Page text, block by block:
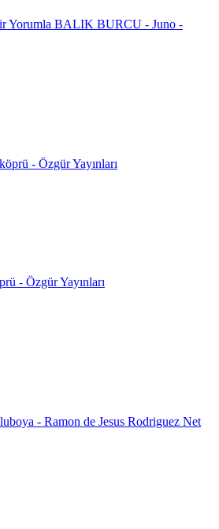
Yorumla BALIK BURCU - Juno -
- Özgür Yayınları